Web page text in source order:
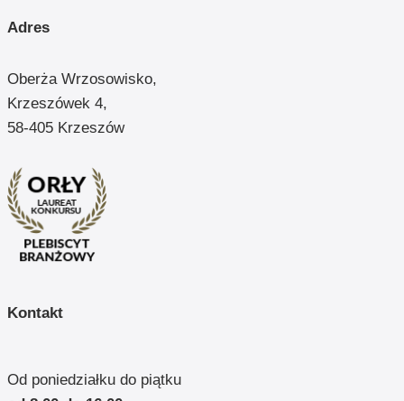
Adres
Oberża Wrzosowisko,
Krzeszówek 4,
58-405 Krzeszów
Kontakt
Od poniedziałku do piątku